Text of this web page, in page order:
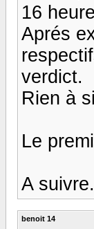
16
Aprés
verdict.
Rien à
Le
A
benoit 14